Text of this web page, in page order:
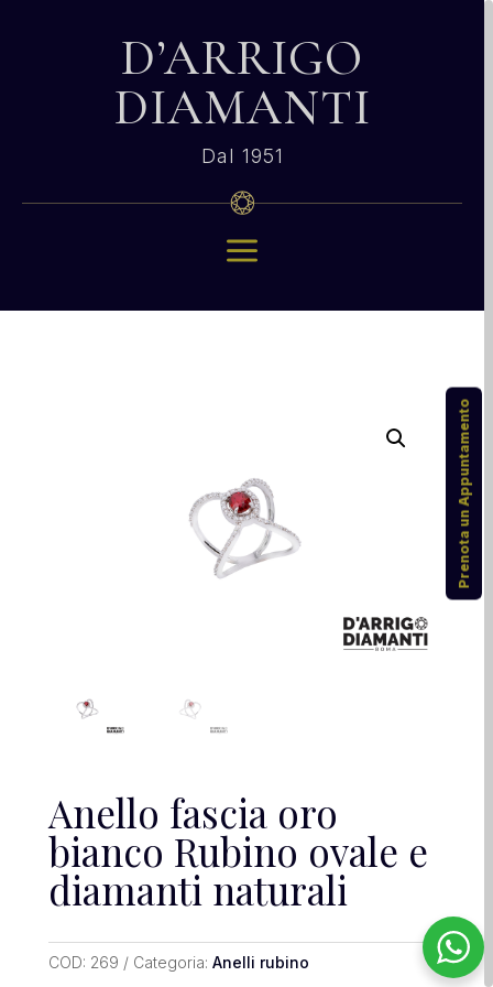
D’ARRIGO
DIAMANTI
Dal 1951
a
Anello fascia oro
bianco Rubino ovale e
diamanti naturali
COD: 269 Categoria: Anelli rubino
Prenota un Appuntamento